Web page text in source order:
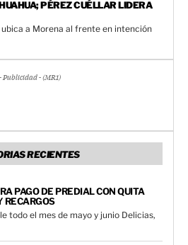
PÉREZ CUÉLLAR LIDERA
a Morena al frente en intención
- Publicidad - (MR1)
RECIENTES
PAGO DE PREDIAL CON QUITA
RECARGOS
el mes de mayo y junio Delicias,